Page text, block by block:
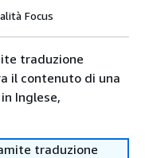
Focus
traduzione
il contenuto di una
Inglese,
traduzione